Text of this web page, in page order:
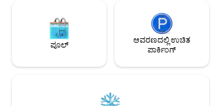
ಪೂಲ್
ಆವರಣದಲ್ಲಿ ಉಚಿತ
ಪಾರ್ಕಿಂಗ್